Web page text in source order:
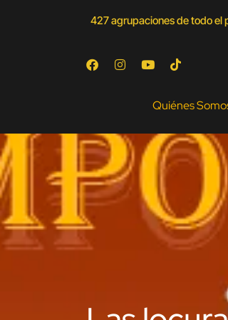
427 agrupaciones de todo el
Quiénes